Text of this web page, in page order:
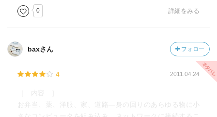
0 詳細をみる
baxさん フォロー
4 2011.04.24
［ 内容 ］
お弁当、薬、洋服、家、道路―身の回りのあらゆる物に小